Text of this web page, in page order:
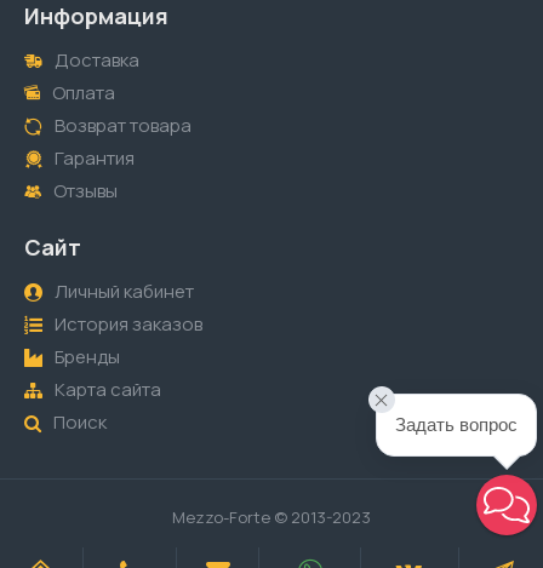
Информация
Доставка
Оплата
Возврат товара
Гарантия
Отзывы
Сайт
Личный кабинет
История заказов
Бренды
Карта сайта
Поиск
Mezzo-Forte © 2013-2023
Задать вопрос